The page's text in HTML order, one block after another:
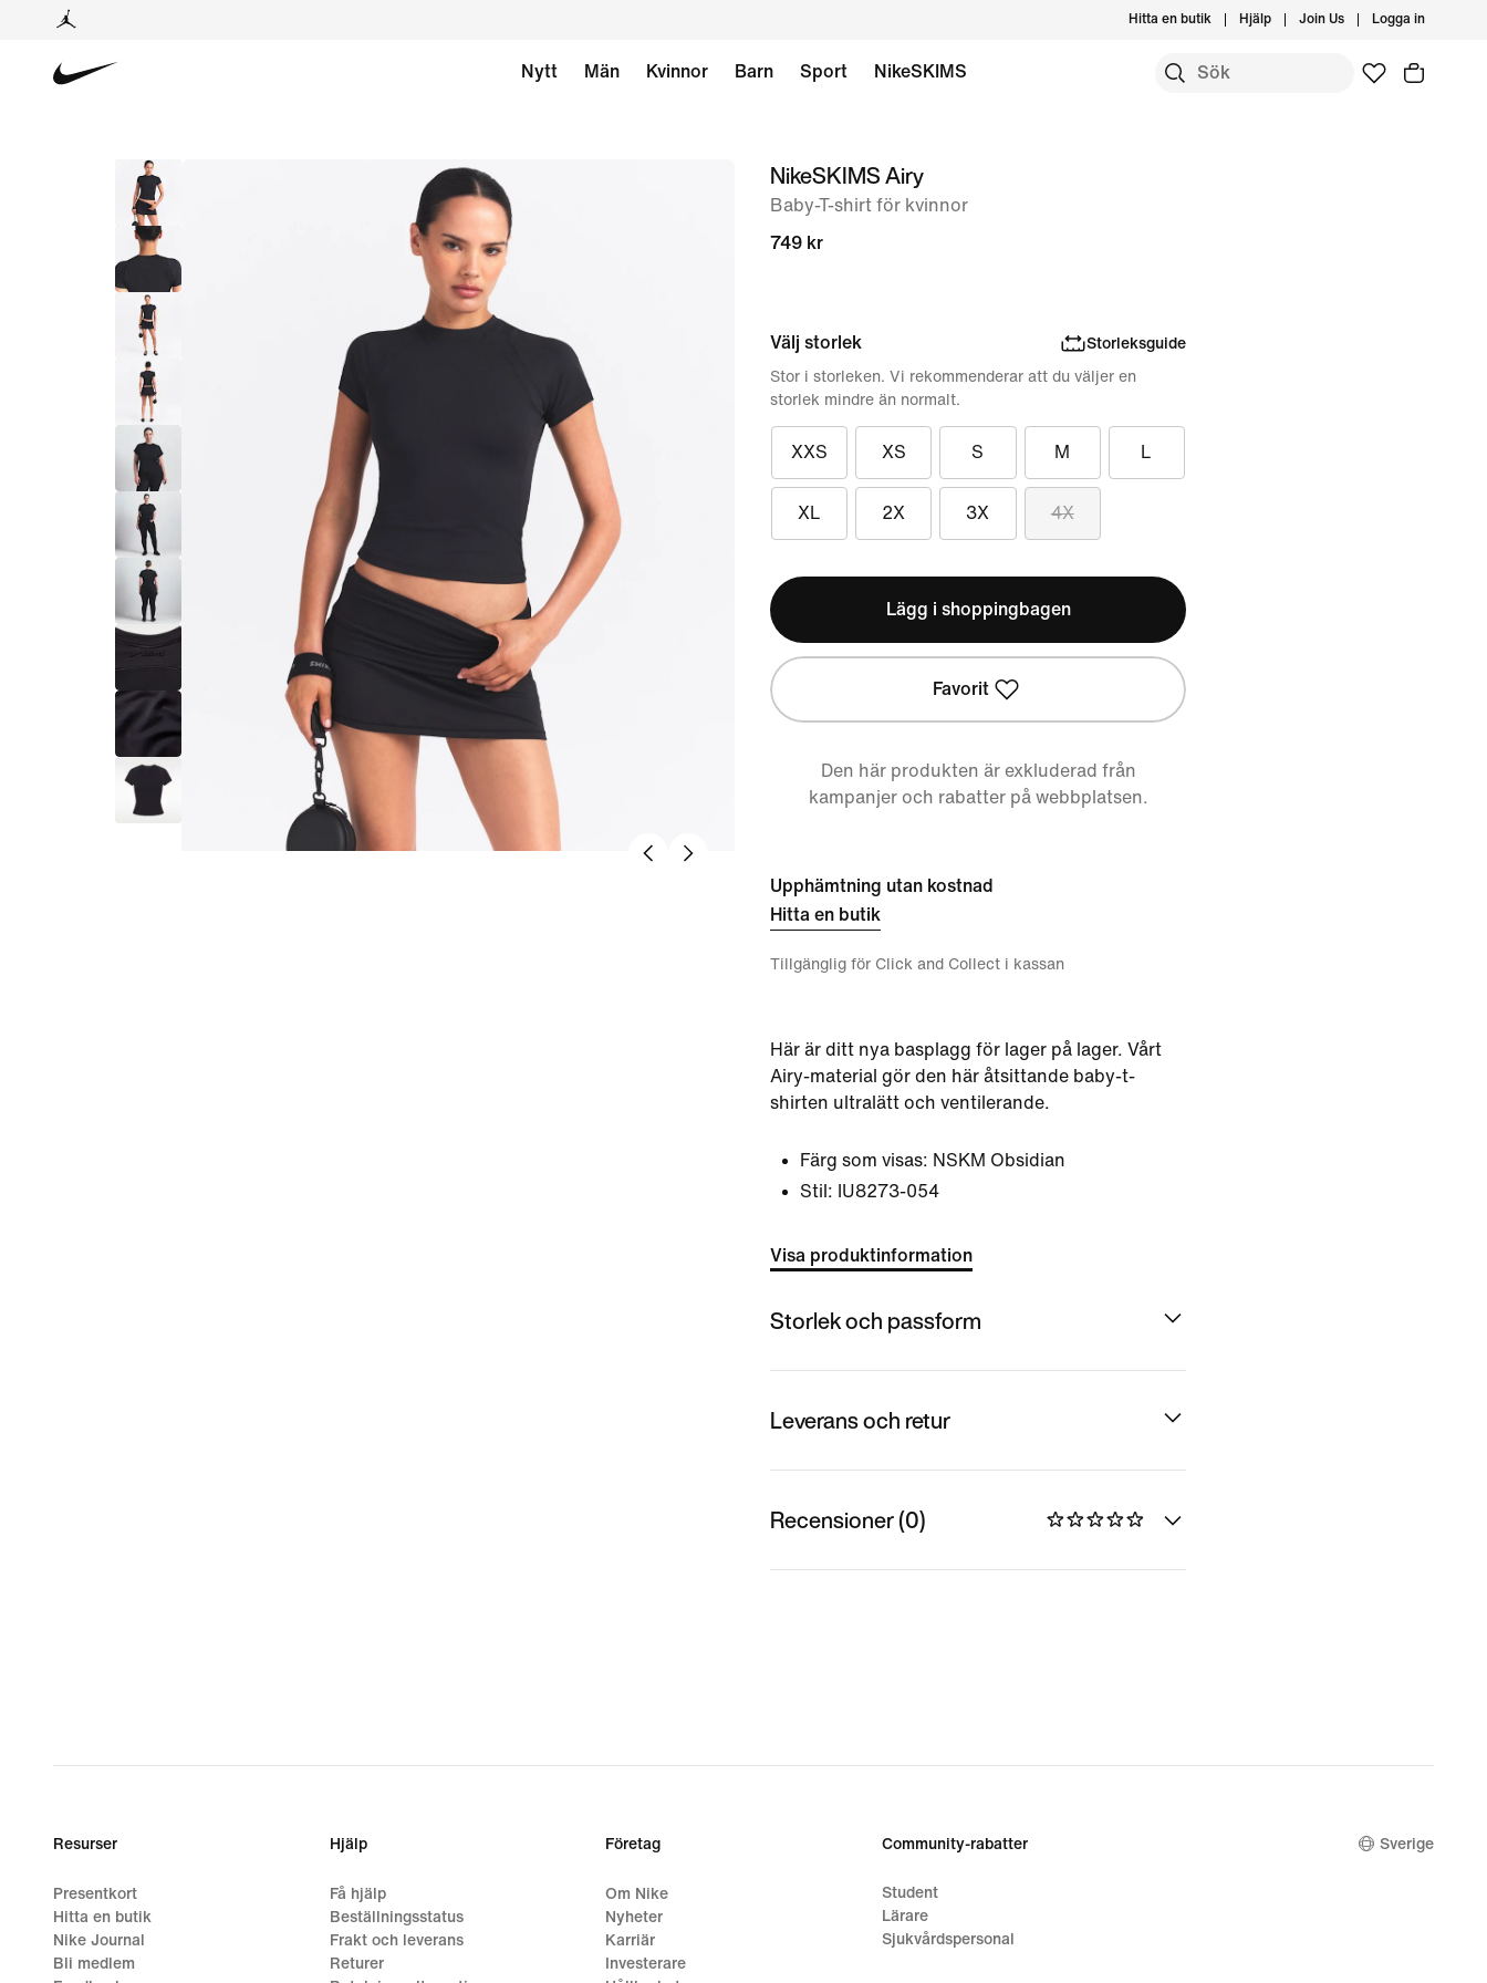
Hitta en butik Hjälp Join Us Logga in
Nytt Män Kvinnor Barn Sport NikeSKIMS
NikeSKIMS Airy
Baby-T-shirt för kvinnor
749 kr
Välj storlek Storleksguide
XXS XS S M L
XL 2X 3X 4X
Stor i storleken. Vi rekommenderar att du väljer en
storlek mindre än normalt.
Lägg i shoppingbagen
Favorit
Den här produkten är exkluderad från
kampanjer och rabatter på webbplatsen.
Upphämtning utan kostnad
Hitta en butik
Tillgänglig för Click and Collect i kassan
Här är ditt nya basplagg för lager på lager. Vårt
Airy-material gör den här åtsittande baby-t-
shirten ultralätt och ventilerande.
Färg som visas: NSKM Obsidian
Stil: IU8273-054
Visa produktinformation
Storlek och passform
Leverans och retur
Recensioner (0)
Resurser
Presentkort
Hitta en butik
Nike Journal
Bli medlem
Hjälp
Få hjälp
Beställningsstatus
Frakt och leverans
Returer
Företag
Om Nike
Nyheter
Karriär
Investerare
Community-rabatter
Student
Lärare
Sjukvårdspersonal
Sverige